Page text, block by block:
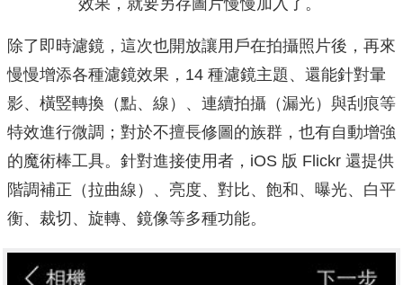
效果，就要另存圖片慢慢加入了。
除了即時濾鏡，這次也開放讓用戶在拍攝照片後，再來
慢慢增添各種濾鏡效果，14 種濾鏡主題、還能針對暈
影、橫竪轉換（點、線）、連續拍攝（漏光）與刮痕等
特效進行微調；對於不擅長修圖的族群，也有自動增強
的魔術棒工具。針對進接使用者，iOS 版 Flickr 還提供
階調補正（拉曲線）、亮度、對比、飽和、曝光、白平
衡、裁切、旋轉、鏡像等多種功能。